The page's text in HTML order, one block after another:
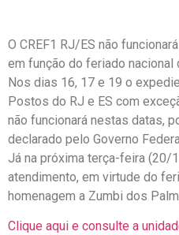
O CREF1 RJ/ES não
em função do feriado nacional
Nos dias 16, 17 e 19 o
Postos do RJ e ES com
não funcionará nestas datas,
declarado pelo Governo
Já na próxima terça-feira (20/
atendimento, em virtude do
homenagem a Zumbi dos
Clique aqui e consulte a